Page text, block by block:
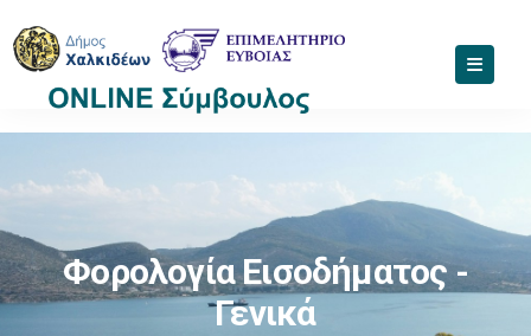
Φορολογία Εισοδήματος -
Γενικά